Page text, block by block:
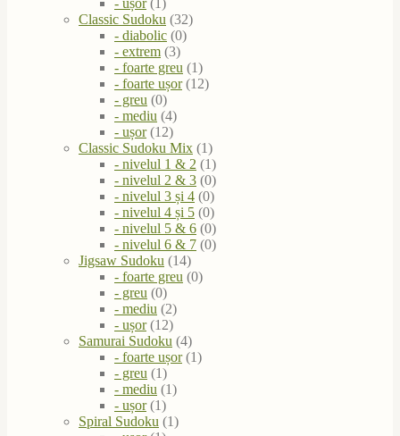
Classic Sudoku (32)
- diabolic (0)
- extrem (3)
- foarte greu (1)
- foarte ușor (12)
- greu (0)
- mediu (4)
- ușor (12)
Classic Sudoku Mix (1)
- nivelul 1 & 2 (1)
- nivelul 2 & 3 (0)
- nivelul 3 și 4 (0)
- nivelul 4 și 5 (0)
- nivelul 5 & 6 (0)
- nivelul 6 & 7 (0)
Jigsaw Sudoku (14)
- foarte greu (0)
- greu (0)
- mediu (2)
- ușor (12)
Samurai Sudoku (4)
- foarte ușor (1)
- greu (1)
- mediu (1)
- ușor (1)
Spiral Sudoku (1)